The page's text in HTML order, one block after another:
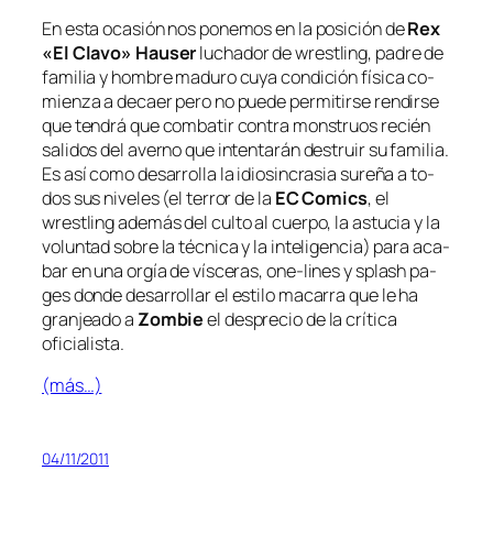
En es­ta oca­sión nos po­ne­mos en la po­si­ción deRex
«El Clavo» Hauserlu­cha­dor dewrestling, pa­dre de
fa­mi­lia y hom­bre ma­du­ro cu­ya con­di­ción fí­si­ca co­
mien­za a de­caer pe­ro no pue­de per­mi­tir­se ren­dir­se
que ten­drá que com­ba­tir con­tra mons­truos re­cién
sa­li­dos del averno que in­ten­ta­rán des­truir su fa­mi­lia.
Es así co­mo de­sa­rro­lla la idio­sin­cra­sia su­re­ña a to­
dos sus ni­ve­les (el te­rror de la EC Comics, el
wrestlingade­más del cul­to al cuer­po, la as­tu­cia y la
vo­lun­tad so­bre la téc­ni­ca y la in­te­li­gen­cia) pa­ra aca­
bar en una or­gía de vís­ce­ras,one-linesysplash pa­
gesdon­de de­sa­rro­llar el es­ti­lo ma­ca­rra que le ha
gran­jea­do a Zombieel des­pre­cio de la crí­ti­ca
oficialista.
(más…)
04/11/2011